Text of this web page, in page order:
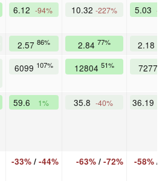
6.12 -94% 10.32 -227% 5.03 -
2.57 86% 2.84 77% 2.18
6099 107% 12804 51% 7277
59.6 1% 35.8 -40% 36.19
-33%/ -44% -63%/ -72% -58%/